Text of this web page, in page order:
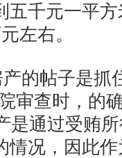
五千元一平
左右。
的帖子是抓
审查时，的
是通过受贿
情况，因此